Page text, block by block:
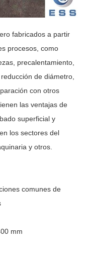
fabricados a partir
procesos, como
precalentamiento,
de diámetro,
con otros
las ventajas de
superficial y
los sectores del
y otros.
comunes de
mm